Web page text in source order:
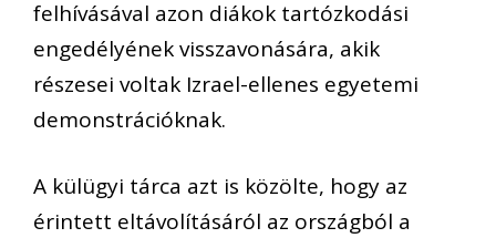
felhívásával azon diákok tartózkodási
engedélyének visszavonására, akik
részesei voltak Izrael-ellenes egyetemi
demonstrációknak.
A külügyi tárca azt is közölte, hogy az
érintett eltávolításáról az országból a